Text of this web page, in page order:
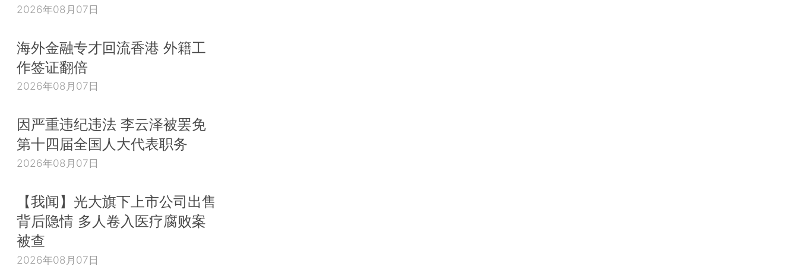
2026年08月07日
海外金融专才回流香港 外籍工
作签证翻倍
2026年08月07日
因严重违纪违法 李云泽被罢免
第十四届全国人大代表职务
2026年08月07日
【我闻】光大旗下上市公司出售
背后隐情 多人卷入医疗腐败案
被查
2026年08月07日